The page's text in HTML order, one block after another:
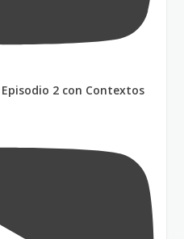
2 con Contextos